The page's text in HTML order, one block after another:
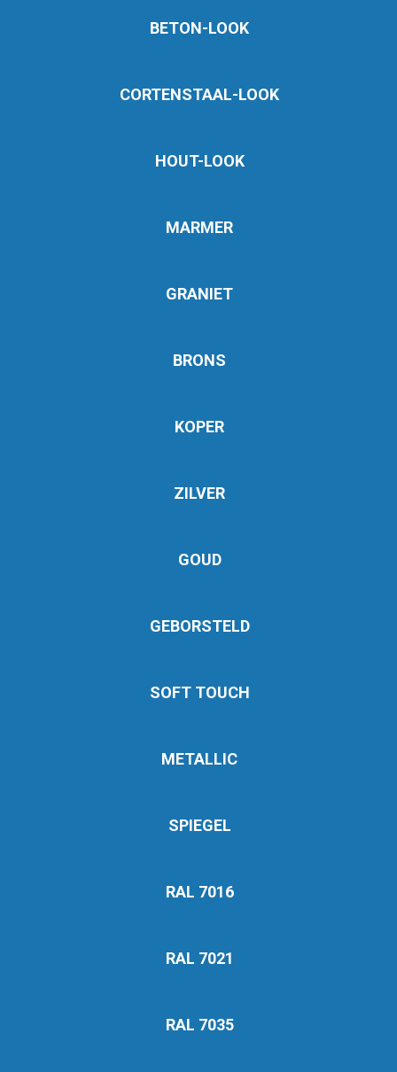
BETON-LOOK
CORTENSTAAL-LOOK
HOUT-LOOK
MARMER
GRANIET
BRONS
KOPER
ZILVER
GOUD
GEBORSTELD
SOFT TOUCH
METALLIC
SPIEGEL
RAL 7016
RAL 7021
RAL 7035